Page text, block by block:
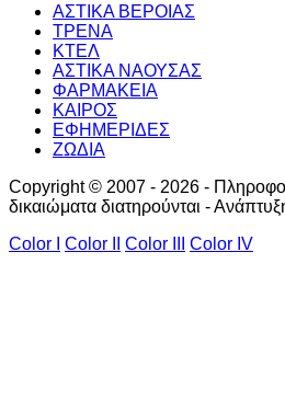
ΑΣΤΙΚΑ ΒΕΡΟΙΑΣ
ΤΡΕΝΑ
ΚΤΕΛ
ΑΣΤΙΚΑ ΝΑΟΥΣΑΣ
ΦΑΡΜΑΚΕΙΑ
ΚΑΙΡΟΣ
ΕΦΗΜΕΡΙΔΕΣ
ΖΩΔΙΑ
Copyright © 2007 - 2026 -
δικαιώματα διατηρούνται -
Color I
Color II Color III Color IV